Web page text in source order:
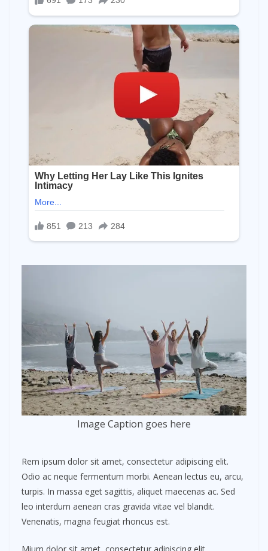
Image Caption goes here
Rem ipsum dolor sit amet, consectetur adipiscing elit.
Odio ac neque fermentum morbi. Aenean lectus eu, arcu,
turpis. In massa eget sagittis, aliquet maecenas ac. Sed
leo interdum aenean cras gravida vitae vel blandit.
Venenatis, magna feugiat rhoncus est.